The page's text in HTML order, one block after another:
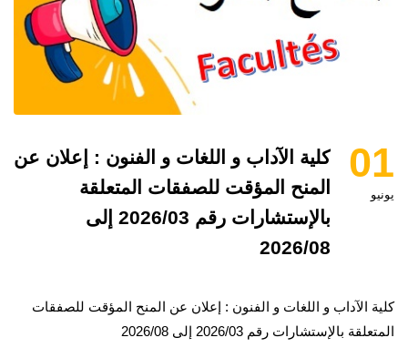
01
يونيو
كلية الآداب و اللغات و الفنون : إعلان عن
المنح المؤقت للصفقات المتعلقة
بالإستشارات رقم 2026/03 إلى
2026/08
كلية الآداب و اللغات و الفنون : إعلان عن المنح المؤقت للصفقات
المتعلقة بالإستشارات رقم 2026/03 إلى 2026/08